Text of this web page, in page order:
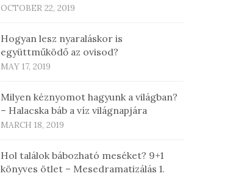
OCTOBER 22, 2019
Hogyan lesz nyaraláskor is
együttműködő az ovisod?
MAY 17, 2019
Milyen kéznyomot hagyunk a világban?
– Halacska báb a víz világnapjára
MARCH 18, 2019
Hol találok bábozható meséket? 9+1
könyves ötlet – Mesedramatizálás 1.